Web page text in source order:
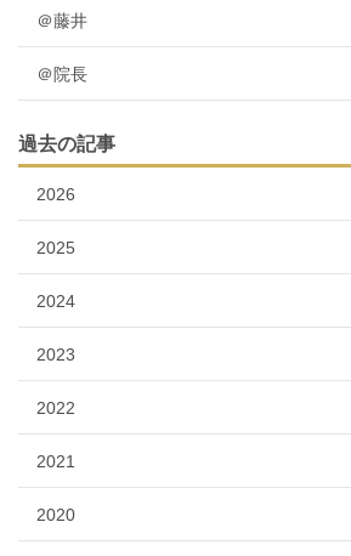
＠藤井
＠院長
過去の記事
2026
2025
2024
2023
2022
2021
2020